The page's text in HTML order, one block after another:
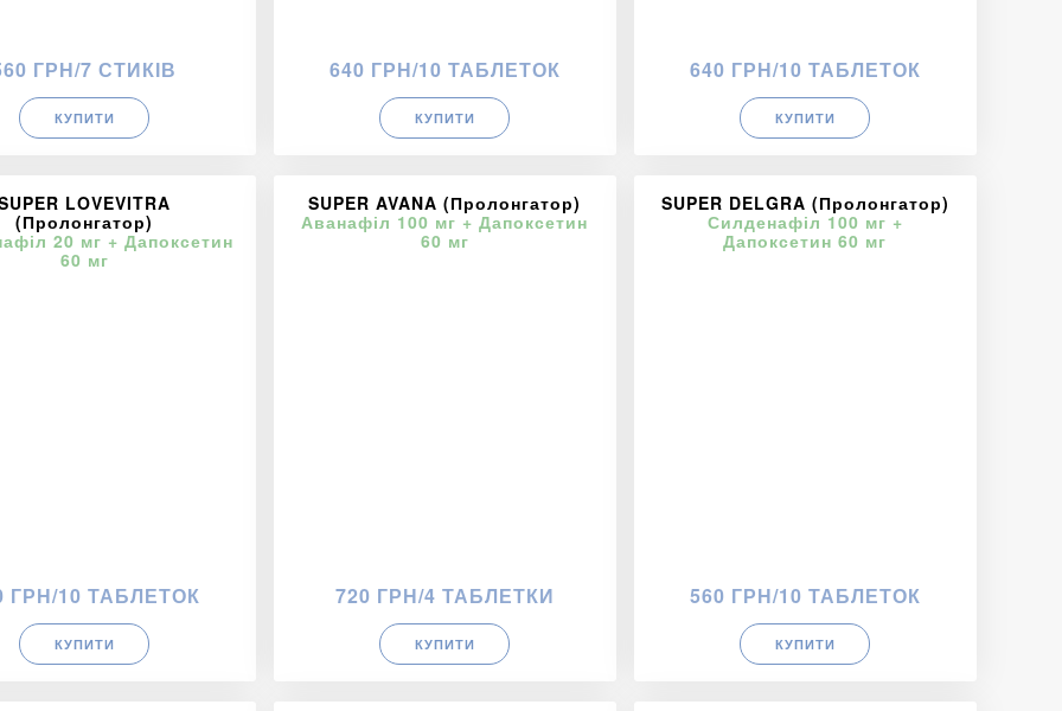
ГРН/7 СТИКІВ
КУПИТИ
640 ГРН/10 ТАБЛЕТОК
КУПИТИ
640 ГРН/10 ТАБЛЕТОК
КУПИТИ
LOVEVITRA
(Пролонгатор)
20 мг + Дапоксетин
60 мг
ГРН/10 ТАБЛЕТОК
КУПИТИ
SUPER AVANA (Пролонгатор)
Аванафіл 100 мг + Дапоксетин
60 мг
720 ГРН/4 ТАБЛЕТКИ
КУПИТИ
SUPER DELGRA (Пролонгатор)
Силденафіл 100 мг +
Дапоксетин 60 мг
560 ГРН/10 ТАБЛЕТОК
КУПИТИ